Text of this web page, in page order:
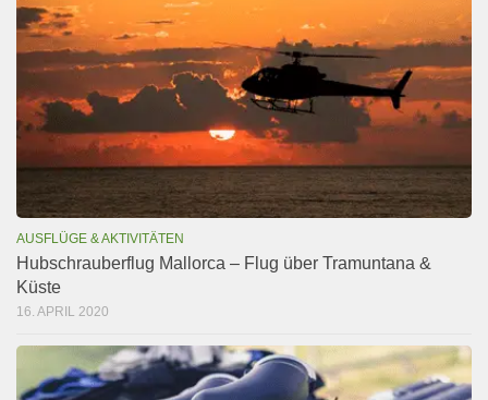
AUSFLÜGE & AKTIVITÄTEN
Hubschrauberflug Mallorca – Flug über Tramuntana &
Küste
16. APRIL 2020